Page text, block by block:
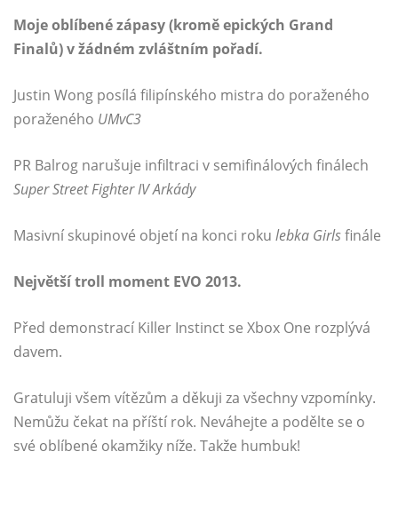
Moje oblíbené zápasy (kromě epických Grand
Finalů) v žádném zvláštním pořadí.
Justin Wong posílá filipínského mistra do poraženého
poraženého UMvC3
PR Balrog narušuje infiltraci v semifinálových finálech
Super Street Fighter IVArkády
Masivní skupinové objetí na konci roku lebka Girlsfinále
Největší troll moment EVO 2013.
Před demonstrací Killer Instinct se Xbox One rozplývá
davem.
Gratuluji všem vítězům a děkuji za všechny vzpomínky.
Nemůžu čekat na příští rok. Neváhejte a podělte se o
své oblíbené okamžiky níže. Takže humbuk!